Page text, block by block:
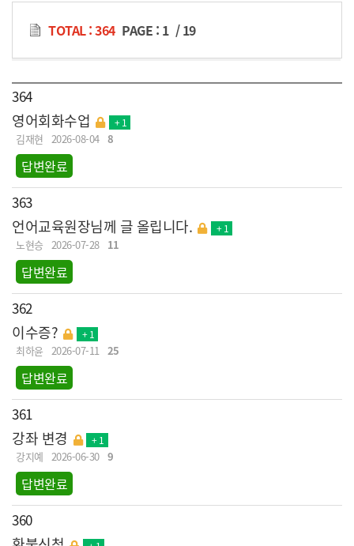
TOTAL : 364 PAGE : 1 /19
364
영어회화수업 + 1
김재현 2026-08-04 8
답변완료
363
언어교육원장님께 글 올립니다. + 1
노현승 2026-07-28 11
답변완료
362
이수증? + 1
최하윤 2026-07-11 25
답변완료
361
강좌 변경 + 1
강지예 2026-06-30 9
답변완료
360